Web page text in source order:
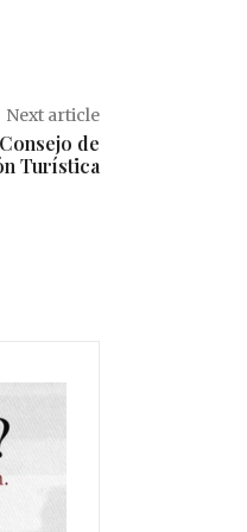
Next article
de
Turística